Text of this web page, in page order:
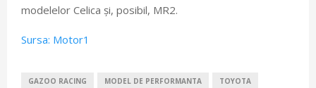
modelelor Celica și, posibil, MR2.
Sursa: Motor1
GAZOO RACING MODEL DE PERFORMANTA TOYOTA